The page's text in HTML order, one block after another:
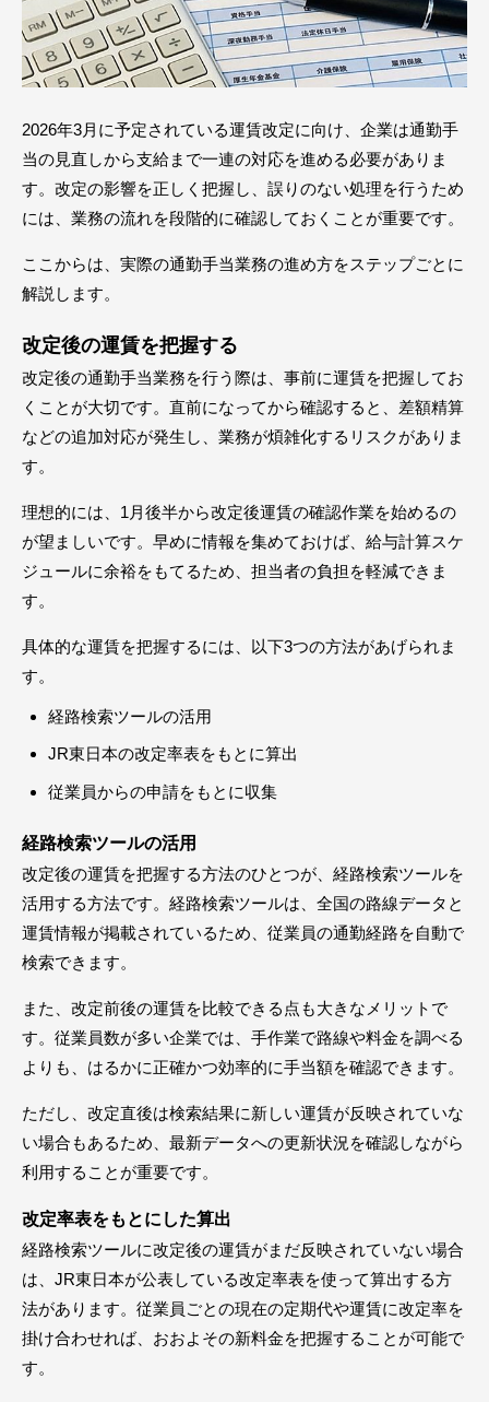
2026年3月に予定されている運賃改定に向け、企業は通勤手
当の見直しから支給まで一連の対応を進める必要がありま
す。改定の影響を正しく把握し、誤りのない処理を行うため
には、業務の流れを段階的に確認しておくことが重要です。
ここからは、実際の通勤手当業務の進め方をステップごとに
解説します。
改定後の運賃を把握する
改定後の通勤手当業務を行う際は、事前に運賃を把握してお
くことが大切です。直前になってから確認すると、差額精算
などの追加対応が発生し、業務が煩雑化するリスクがありま
す。
理想的には、1月後半から改定後運賃の確認作業を始めるの
が望ましいです。早めに情報を集めておけば、給与計算スケ
ジュールに余裕をもてるため、担当者の負担を軽減できま
す。
具体的な運賃を把握するには、以下3つの方法があげられま
す。
経路検索ツールの活用
JR東日本の改定率表をもとに算出
従業員からの申請をもとに収集
経路検索ツールの活用
改定後の運賃を把握する方法のひとつが、経路検索ツールを
活用する方法です。経路検索ツールは、全国の路線データと
運賃情報が掲載されているため、従業員の通勤経路を自動で
検索できます。
また、改定前後の運賃を比較できる点も大きなメリットで
す。従業員数が多い企業では、手作業で路線や料金を調べる
よりも、はるかに正確かつ効率的に手当額を確認できます。
ただし、改定直後は検索結果に新しい運賃が反映されていな
い場合もあるため、最新データへの更新状況を確認しながら
利用することが重要です。
改定率表をもとにした算出
経路検索ツールに改定後の運賃がまだ反映されていない場合
は、JR東日本が公表している改定率表を使って算出する方
法があります。従業員ごとの現在の定期代や運賃に改定率を
掛け合わせれば、おおよその新料金を把握することが可能で
す。